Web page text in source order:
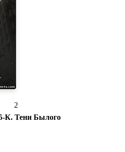
2
К. Тени Былого